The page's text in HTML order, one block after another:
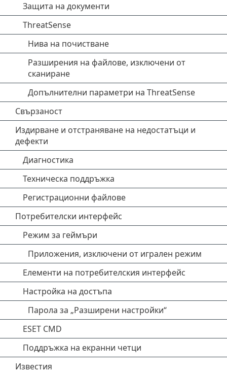
Защита на документи
ThreatSense
Нива на почистване
Разширения на файлове, изключени от
сканиране
Допълнителни параметри на ThreatSense
Свързаност
Издирване и отстраняване на недостатъци и
дефекти
Диагностика
Техническа поддръжка
Регистрационни файлове
Потребителски интерфейс
Режим за геймъри
Приложения, изключени от игрален режим
Елементи на потребителския интерфейс
Настройка на достъпа
Парола за „Разширени настройки“
ESET CMD
Поддръжка на екранни четци
Известия